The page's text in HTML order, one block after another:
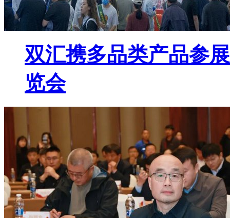
双汇携多品类产品参
览会